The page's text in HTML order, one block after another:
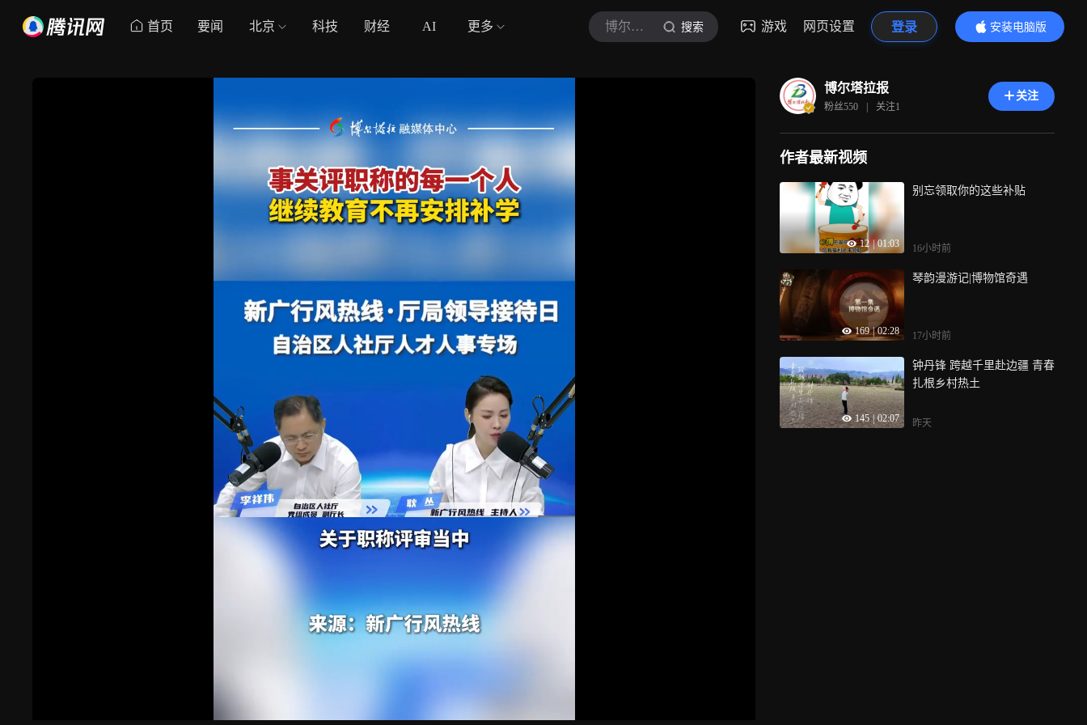
首页 要闻 北京 科技 财经 AI 更多 博尔塔拉报 搜索 游戏 网页设置 登录
安装电脑版
内容更精彩
博尔塔拉报
粉丝550 | 关注1
关注
作者最新视频
12 | 01:03
别忘领取你的这些补贴
16小时前
169 | 02:28
琴韵漫游记|博物馆奇遇
17小时前
145 02:07
钟丹锋 跨越千里赴边疆 青春
扎根乡村热土
昨天